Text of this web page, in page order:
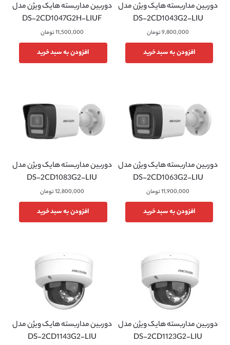
دوربین مداربسته هایک ویژن مدل
DS-2CD1043G2-LIU
9,800,000تومان
افزودن به سبد خرید
دوربین مداربسته هایک ویژن مدل
DS-2CD1047G2H-LIUF
11,500,000تومان
افزودن به سبد خرید
دوربین مداربسته هایک ویژن مدل
DS-2CD1063G2-LIU
11,900,000تومان
افزودن به سبد خرید
دوربین مداربسته هایک ویژن مدل
DS-2CD1083G2-LIU
12,800,000تومان
افزودن به سبد خرید
دوربین مداربسته هایک ویژن مدل
DS-2CD1123G2-LIU
دوربین مداربسته هایک ویژن مدل
DS-2CD1143G2-LIU